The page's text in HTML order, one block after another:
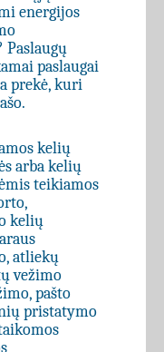
energijos
Paslaugų
paslaugai
prekė, kuri
kelių
arba kelių
teikiamos
kelių
atliekų
vežimo
pašto
pristatymo